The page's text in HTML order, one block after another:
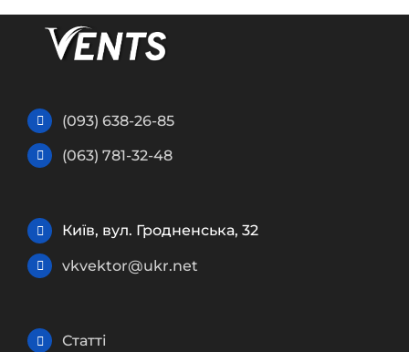
(093) 638-26-85
(063) 781-32-48
Київ, вул. Гродненська, 32
vkvektor@ukr.net
Статті